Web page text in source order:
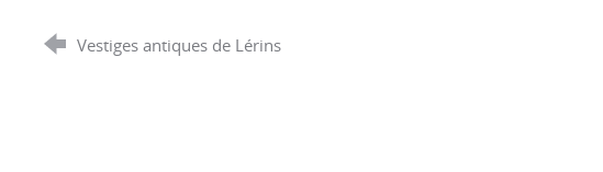
Vestiges antiques de Lérins